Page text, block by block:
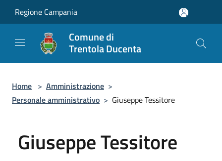
Regione Campania
Comune di
Trentola Ducenta
Home > Amministrazione >
Personale amministrativo > Giuseppe Tessitore
Giuseppe Tessitore